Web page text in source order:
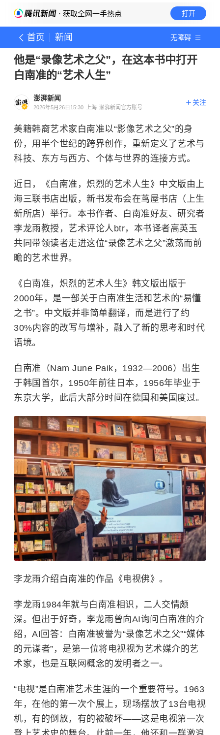
· 获取全网一手热点 打开
首页 新闻 无障碍
他是“录像艺术之父”，在这本书中打开
白南准的“艺术人生”
澎湃新闻
2026年5月26日15:30 上海 澎湃新闻官方账号
关注
美籍韩裔艺术家白南准以“影像艺术之父”的身
份，用半个世纪的跨界创作，重新定义了艺术与
科技、东方与西方、个体与世界的连接方式。
近日，《白南准，炽烈的艺术人生》中文版由上
海三联书店出版，新书发布会在茑屋书店（上生
新所店）举行。本书作者、白南准好友、研究者
李龙雨教授，艺术评论人btr，本书译者高英玉
共同带领读者走进这位“录像艺术之父”激荡而前
瞻的艺术世界。
《白南准，炽烈的艺术人生》韩文版出版于
2000年，是一部关于白南准生活和艺术的“易懂
之书”。中文版并非简单翻译，而是进行了约
30%内容的改写与增补，融入了新的思考和时代
语境。
白南准（Nam June Paik，1932—2006）出生
于韩国首尔，1950年前往日本，1956年毕业于
东京大学，此后大部分时间在德国和美国度过。
李龙雨介绍白南准的作品《电视佛》。
李龙雨1984年就与白南准相识，二人交情颇
深。但出于好奇，李龙雨曾向AI询问白南准的介
绍，AI回答：白南准被誉为“录像艺术之父”“媒体
的元谋者”，是第一位将电视视为艺术媒介的艺
术家，也是互联网概念的发明者之一。
“电视”是白南准艺术生涯的一个重要符号。1963
年，在他的第一次个展上，现场摆放了13台电视
机，有的倒放，有的被破坏——这是电视第一次